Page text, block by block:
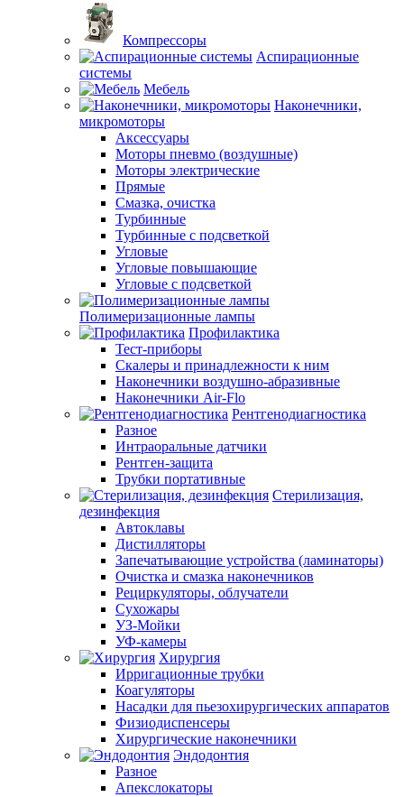
Компрессоры
Аспирационные
системы
Мебель
Наконечники,
микромоторы
Аксессуары
Моторы пневмо (воздушные)
Моторы электрические
Прямые
Смазка, очистка
Турбинные
Турбинные с подсветкой
Угловые
Угловые повышающие
Угловые с подсветкой
Полимеризационные лампы
Профилактика
Тест-приборы
Скалеры и принадлежности к ним
Наконечники воздушно-абразивные
Наконечники Air-Flo
Рентгенодиагностика
Разное
Интраоральные датчики
Рентген-защита
Трубки портативные
Стерилизация,
дезинфекция
Автоклавы
Дистилляторы
Запечатывающие устройства (ламинаторы)
Очистка и смазка наконечников
Рециркуляторы, облучатели
Сухожары
УЗ-Мойки
УФ-камеры
Хирургия
Ирригационные трубки
Коагуляторы
Насадки для пьезохирургических аппаратов
Физиодиспенсеры
Хирургические наконечники
Эндодонтия
Разное
Апекслокаторы